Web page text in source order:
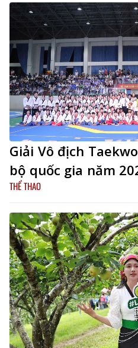
Giải Vô địch
bộ quốc gia năm
THỂ THAO